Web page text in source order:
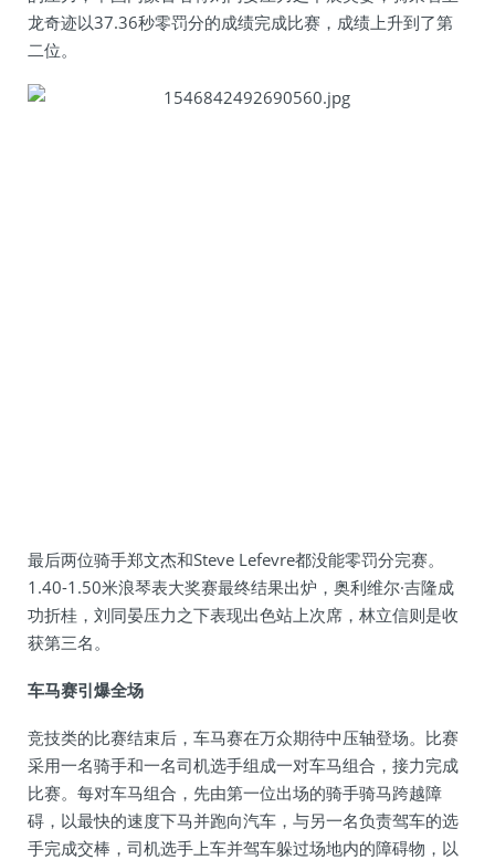
龙奇迹以37.36秒零罚分的成绩完成比赛，成绩上升到了第
二位。
最后两位骑手郑文杰和Steve Lefevre都没能零罚分完赛。
1.40-1.50米浪琴表大奖赛最终结果出炉，奥利维尔·吉隆成
功折桂，刘同晏压力之下表现出色站上次席，林立信则是收
获第三名。
车马赛引爆全场
竞技类的比赛结束后，车马赛在万众期待中压轴登场。比赛
采用一名骑手和一名司机选手组成一对车马组合，接力完成
比赛。每对车马组合，先由第一位出场的骑手骑马跨越障
碍，以最快的速度下马并跑向汽车，与另一名负责驾车的选
手完成交棒，司机选手上车并驾车躲过场地内的障碍物，以